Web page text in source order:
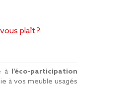
plaît ?
à l’éco-participation
à vos meuble usagés